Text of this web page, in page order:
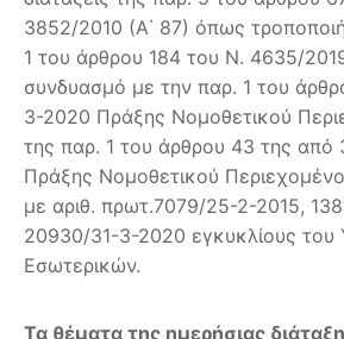
3852/2010 (Α΄ 87) όπως
1 του άρθρου 184 του Ν. 4635/
συνδυασμό με την παρ. 1 του
3-2020 Πράξης Νομοθετικού
της παρ. 1 του άρθρου 43 της
Πράξης Νομοθετικού
με αριθ. πρωτ.7079/25-2-2015,
20930/31-3-2020 εγκυκλίους του
Εσωτερικών.
Τα θέματα της ημερήσιας